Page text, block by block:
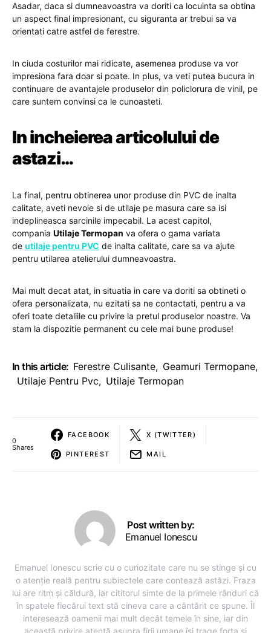
Asadar, daca si dumneavoastra va doriti ca locuinta sa obtina
un aspect final impresionant, cu siguranta ar trebui sa va
orientati catre astfel de ferestre.
In ciuda costurilor mai ridicate, asemenea produse va vor
impresiona fara doar si poate. In plus, va veti putea bucura in
continuare de avantajele produselor din policlorura de vinil, pe
care suntem convinsi ca le cunoasteti.
In incheierea articolului de
astazi…
La final, pentru obtinerea unor produse din PVC de inalta
calitate, aveti nevoie si de utilaje pe masura care sa isi
indeplineasca sarcinile impecabil. La acest capitol,
compania Utilaje Termopan va ofera o gama variata
de utilaje pentru PVC de inalta calitate, care sa va ajute
pentru utilarea atelierului dumneavoastra.
Mai mult decat atat, in situatia in care va doriti sa obtineti o
ofera personalizata, nu ezitati sa ne contactati, pentru a va
oferi toate detaliile cu privire la pretul produselor noastre. Va
stam la dispozitie permanent cu cele mai bune produse!
In this article: Ferestre Culisante, Geamuri Termopane,
Utilaje Pentru Pvc, Utilaje Termopan
0
Shares
FACEBOOK X (TWITTER)
PINTEREST MAIL
Post written by:
Emanuel Ionescu
Emanuel Ionescu scrie cu o curiozitate care nu se stinge și cu
o atenție reală pentru subiectele care contează astăzi. Fraza
lui are ritm și căldură, iar cititorul simte de la primele rânduri că
în spatele fiecărui text stă cineva care a cântărit ce spune. Îl
interesează oamenii mai mult decât temele în sine, iar din
această privire atentă asupra firii umane își trage forța și